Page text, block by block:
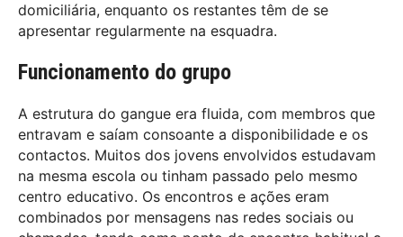
domiciliária, enquanto os restantes têm de se
apresentar regularmente na esquadra.
Funcionamento do grupo
A estrutura do gangue era fluida, com membros que
entravam e saíam consoante a disponibilidade e os
contactos. Muitos dos jovens envolvidos estudavam
na mesma escola ou tinham passado pelo mesmo
centro educativo. Os encontros e ações eram
combinados por mensagens nas redes sociais ou